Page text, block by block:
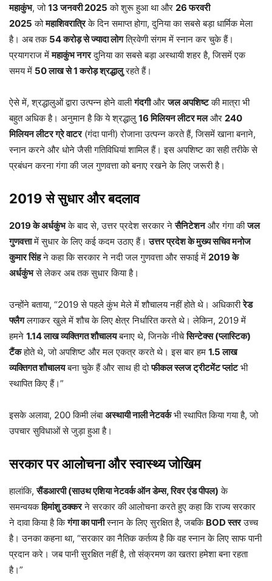
महाकुंभ, जो13 जनवरी 2025 को शुरू हुआ था और 26 फरवरी
2025 कोमहाशिवरात्रिके दिन समाप्त होगा, दुनिया का सबसे बड़ा धार्मिक मेला
है। अब तक 54 करोड़ से ज्यादा लोगत्रिवेणी संगम में स्नान कर चुके हैं।
प्रयागराज मेंमहाकुंभ नगरदुनिया का सबसे बड़ा अस्थायी शहर है, जिसमें एक
समय में 50 लाख से 1 करोड़ श्रद्धालुरहते हैं।
ऐसे में, श्रद्धालुओं द्वारा उत्पन्न होने वालीगंदगीऔरजल अपशिष्टकी मात्रा भी
बहुत अधिक है। अनुमान है कि ये श्रद्धालु 16 मिलियन लीटर मलऔर 240
मिलियन लीटर ग्रे वाटर(गंदा पानी) रोजाना उत्पन्न करते हैं, जिसमें खाना बनाने,
स्नान करने और धोने जैसी गतिविधियां शामिल हैं। इस अपशिष्ट का सही तरीके से
प्रबंधन करना गंगा की जल गुणवत्ता को बनाए रखने के लिए जरूरी है।
2019 से सुधार और बदलाव
2019 के अर्धकुंभके बाद से, उत्तर प्रदेश सरकार नेसैनिटेशनऔर गंगा कीजल
गुणवत्तामें सुधार के लिए कई कदम उठाए हैं।उत्तर प्रदेश के मुख्य सचिव मनोज
कुमार सिंहने कहा कि सरकार ने नदी जल गुणवत्ता और सफाई में 2019 के
अर्धकुंभसे लेकर अब तक सुधार किया है।
उन्होंने बताया, “2019 से पहले कुंभ मेले में शौचालय नहीं होते थे। अधिकारीरेड
फ्लैगलगाकर खुले में शौच के लिए क्षेत्र निर्धारित करते थे। लेकिन, 2019 में
हमने 1.14 लाख व्यक्तिगत शौचालयबनाए थे, जिनके नीचेसिन्टेक्स (प्लास्टिक)
टैंकहोते थे, जो अपशिष्ट और मल एकत्र करते थे। इस बार हम 1.5 लाख
व्यक्तिगत शौचालयबना चुके हैं और साथ ही दोफीकल स्लज ट्रीटमेंट प्लांटभी
स्थापित किए हैं।”
इसके अलावा, 200 किमी लंबाअस्थायी नाली नेटवर्कभी स्थापित किया गया है, जो
उपचार सुविधाओं से जुड़ा हुआ है।
सरकार पर आलोचना और स्वास्थ्य जोखिम
हालांकि,सैंडआरपी (साउथ एशिया नेटवर्क ऑन डेम्स, रिवर एंड पीपल) के
समन्वयकहिमांशु ठक्करने सरकार की आलोचना करते हुए कहा कि राज्य सरकार
ने दावा किया है किगंगा का पानीस्नान के लिए सुरक्षित है, जबकि BOD स्तरउच्च
है। उनका कहना था, “सरकार का नैतिक कर्तव्य है कि वह स्नान के लिए साफ पानी
प्रदान करे। जब पानी सुरक्षित नहीं है, तो संक्रमण का खतरा हमेशा बना रहता
है।”